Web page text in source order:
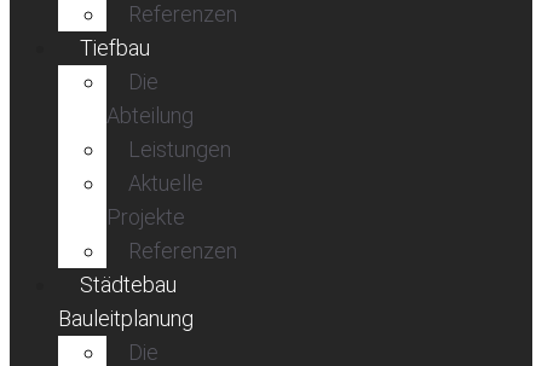
Referenzen
Tiefbau
Die
Abteilung
Leistungen
Aktuelle
Projekte
Referenzen
Städtebau
Bauleitplanung
Die